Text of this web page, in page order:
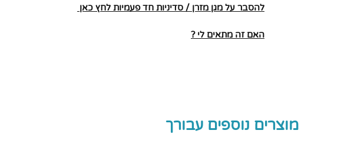
להסבר על מגן מזרן / סדיניות חד פעמיות לחץ כאן
האם זה מתאים לי ?
מוצרים נוספים עבורך